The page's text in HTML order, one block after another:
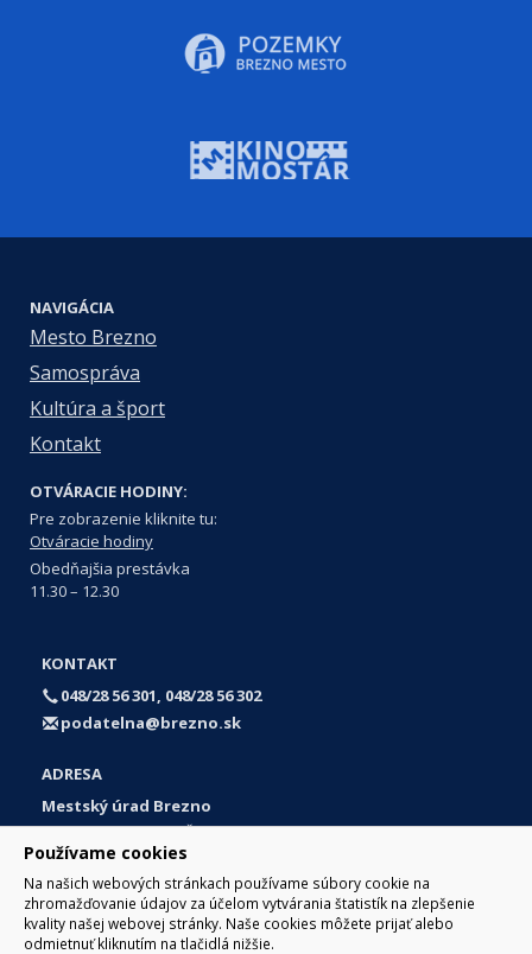
Používame cookies
Na našich webových stránkach používame súbory cookie na
zhromažďovanie údajov za účelom vytvárania štatistík na zlepšenie
kvality našej webovej stránky. Naše cookies môžete prijať alebo
odmietnuť kliknutím na tlačidlá nižšie.
NAVIGÁCIA
Mesto Brezno
Samospráva
Kultúra a šport
Kontakt
OTVÁRACIE HODINY:
Pre zobrazenie kliknite tu:
Otváracie hodiny
Obedňajšia prestávka
11.30 – 12.30
KONTAKT
048/28 56 301, 048/28 56 302
podatelna@brezno.sk
ADRESA
Mestský úrad Brezno
Námestie gen. M. R. Štefánika 1
977 01 Brezno
Slovakia (Slovak Republic)